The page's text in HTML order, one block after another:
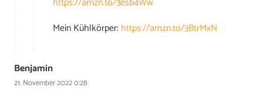
Mein Kühlkörper:https://amzn.to/3BtrMxN
Benjamin
21. November 2022 0:28